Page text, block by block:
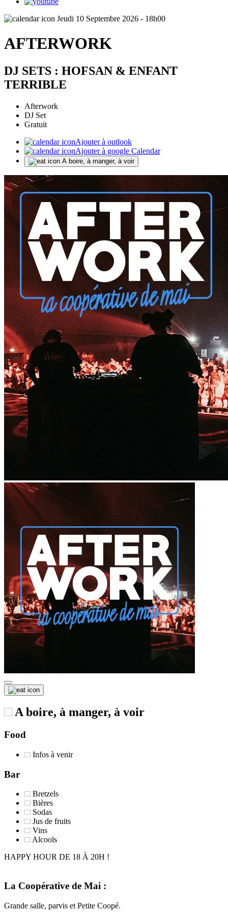
Jeudi 10 Septembre 2026 - 18h00
AFTERWORK
DJ SETS : HOFSAN & ENFANT
TERRIBLE
Afterwork
DJ Set
Gratuit
Ajouter à outlook
Ajouter à google Calendar
A boire, à manger, à voir
A boire, à manger, à voir
Food
Infos à venir
Bar
Bretzels
Bières
Sodas
Jus de fruits
Vins
Alcools
HAPPY HOUR DE 18 À 20H !
La Coopérative de Mai :
Grande salle, parvis et Petite Coopé.